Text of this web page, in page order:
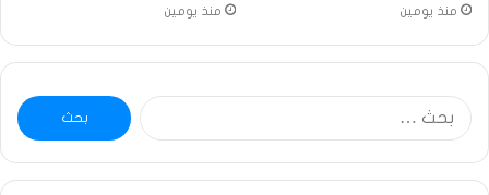
منذ يومين منذ يومين
البحث
عن: